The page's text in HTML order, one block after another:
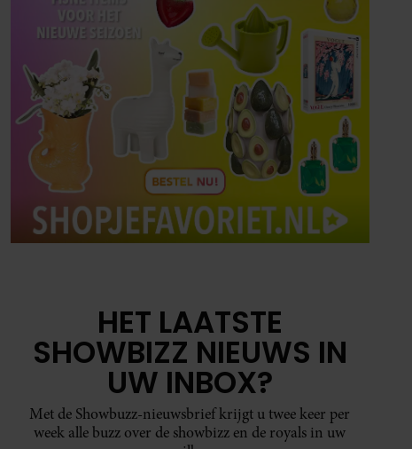
HET LAATSTE
SHOWBIZZ NIEUWS IN
UW INBOX?
Met de Showbuzz-nieuwsbrief krijgt u twee keer per
week alle buzz over de showbizz en de royals in uw